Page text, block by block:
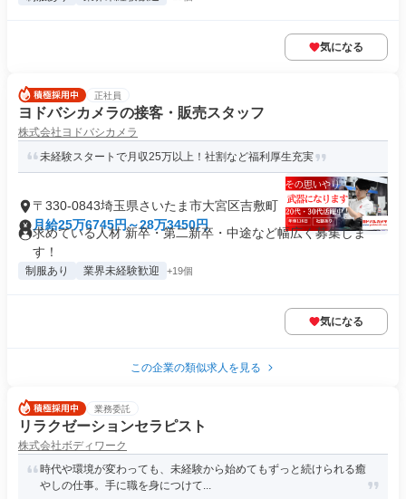
気になる
正社員
ヨドバシカメラの接客・販売スタッフ
株式会社ヨドバシカメラ
未経験スタートで月収25万以上！社割など福利厚生充実
〒330-0843埼玉県さいたま市大宮区吉敷町
月給25万6745円～28万3450円
求めている人材 新卒・第二新卒・中途など幅広く募集しま
す！
制服あり 業界未経験歓迎 +19個
気になる
この企業の類似求人を見る
業務委託
リラクゼーションセラピスト
株式会社ボディワーク
時代や環境が変わっても、未経験から始めてもずっと続けられる癒
やしの仕事。手に職を身につけて...